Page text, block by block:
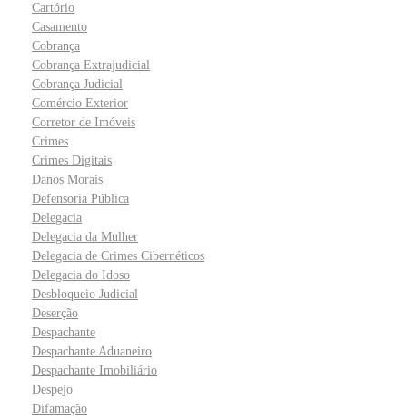
Cartório
Casamento
Cobrança
Cobrança Extrajudicial
Cobrança Judicial
Comércio Exterior
Corretor de Imóveis
Crimes
Crimes Digitais
Danos Morais
Defensoria Pública
Delegacia
Delegacia da Mulher
Delegacia de Crimes Cibernéticos
Delegacia do Idoso
Desbloqueio Judicial
Deserção
Despachante
Despachante Aduaneiro
Despachante Imobiliário
Despejo
Difamação